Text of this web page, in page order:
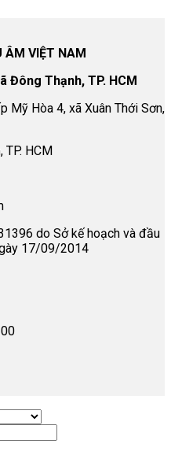
ÂM VIỆT NAM
Đông Thạnh, TP. HCM
Mỹ Hòa 4, xã Xuân Thới Sơn,
TP. HCM
do Sở kế hoạch và đầu
17/09/2014